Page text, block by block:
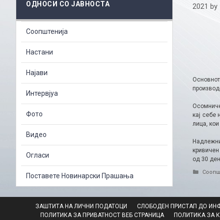
2021 by
кај себе
лица,
од 30
ОДНОСИ СО ЈАВНОСТА
Соопштенија
Настани
Најави
Интервјуа
Фото
Видео
Огласи
Поставете Новинарски Прашања
ЗАШТИТА НА ЛИЧНИ ПОДАТОЦИ СЛОБОДЕН ПРИСТАП ДО
ПОЛИТИКА ЗА ПРИВАТНОСТ ВЕБ СТРАНИЦА
ПОЛИТИКА ЗА